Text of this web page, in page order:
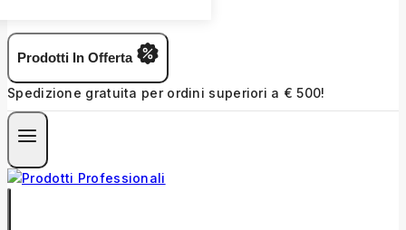
Prodotti In Offerta
Spedizione gratuita per ordini superiori a € 500!